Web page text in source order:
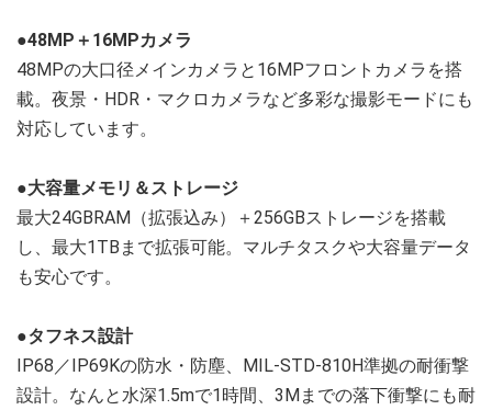
●48MP＋16MPカメラ
48MPの大口径メインカメラと16MPフロントカメラを搭
載。夜景・HDR・マクロカメラなど多彩な撮影モードにも
対応しています。
●大容量メモリ＆ストレージ
最大24GBRAM（拡張込み）＋256GBストレージを搭載
し、最大1TBまで拡張可能。マルチタスクや大容量データ
も安心です。
●タフネス設計
IP68／IP69Kの防水・防塵、MIL-STD-810H準拠の耐衝撃
設計。なんと水深1.5mで1時間、3Mまでの落下衝撃にも耐